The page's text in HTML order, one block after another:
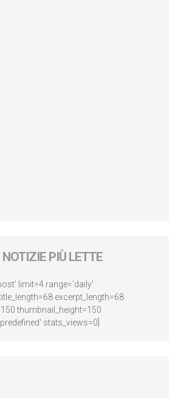
NOTIZIE PIÙ LETTE
limit=4 range='daily'
excerpt_length=68
thumbnail_height=150
stats_views=0]